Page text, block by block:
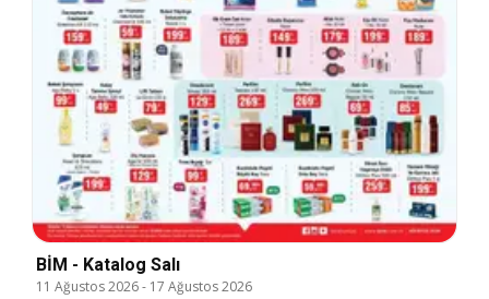
BİM - Katalog Salı
11 Ağustos 2026- 17 Ağustos 2026